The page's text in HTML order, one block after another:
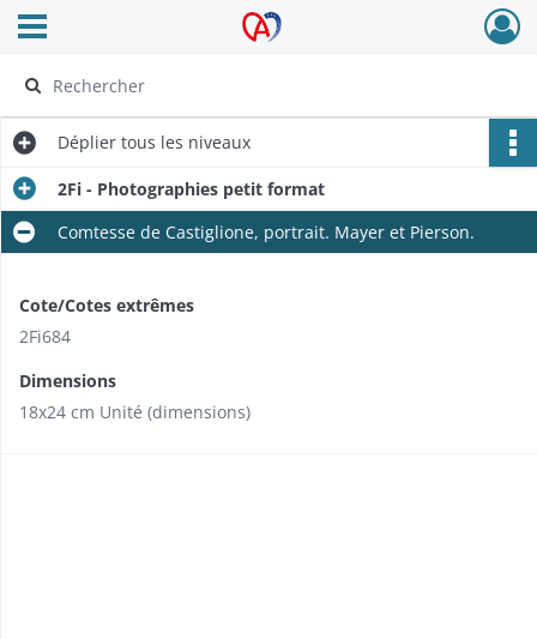
Archives Alsace - Colmar
Ouvrir le menu déroulant
Déplier tous les niveaux
2Fi - Photographies petit format
Comtesse de Castiglione, portrait. Mayer et Pierson.
Cote/Cotes extrêmes
2Fi684
Dimensions
18x24 cm Unité (dimensions)